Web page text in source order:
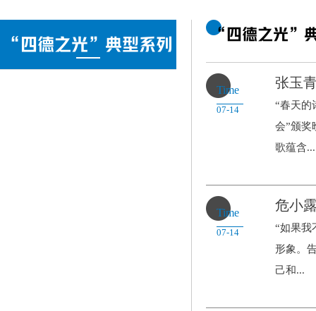
“四德之光”典型系列
“四德之光”
Time
07-14
张玉
“春天的
会”颁奖
歌蕴含...
Time
07-14
危小
“如果我
形象。
己和...